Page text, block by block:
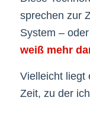
sprechen zur
System –
weiß mehr
Vielleicht liegt
Zeit, zu der